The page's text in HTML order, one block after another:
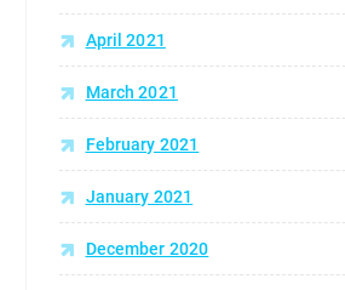
April 2021
March 2021
February 2021
January 2021
December 2020